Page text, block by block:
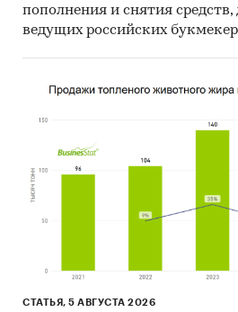
Россия
пополнения и снятия
ведущих российских
СТАТЬЯ, 5 АВГУСТА 2026